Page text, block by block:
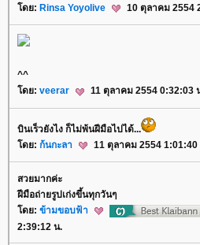
ดย: Rinsa Yoyolive 10 ตุลาคม 2554
^^
ดย: veerar 11 ตุลาคม 2554 0:32:03
บินเร็วยังไง ก็ไม่พ้นฝีมือไปได้...
ดย: ก้นกะลา 11 ตุลาคม 2554 1:01:40
สวยมากค่ะ
ฝีมือถ่ายรูปเก่งขึ้นทุกวันๆ
ดย: ข้ามขอบฟ้า
2:39:12 น.